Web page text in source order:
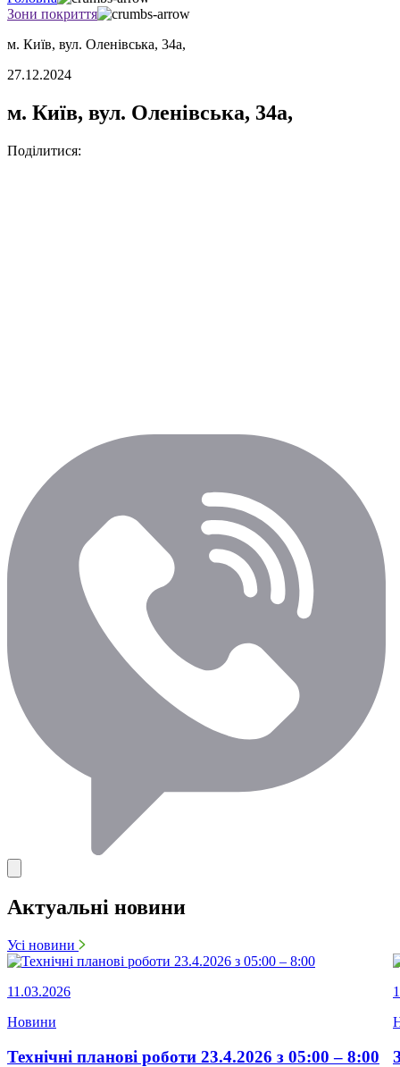
Зони покриття
м. Київ, вул. Оленівська, 34а,
27.12.2024
м. Київ, вул. Оленівська, 34а,
Поділитися:
Актуальні новини
Усі новини
11.03.2026
Новини
Технічні планові роботи 23.4.2026 з 05:00 – 8:00